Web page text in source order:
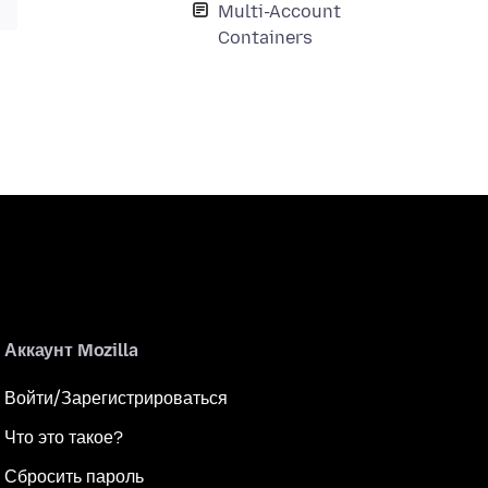
Multi-Account
Containers
Аккаунт Mozilla
Войти/Зарегистрироваться
Что это такое?
Сбросить пароль